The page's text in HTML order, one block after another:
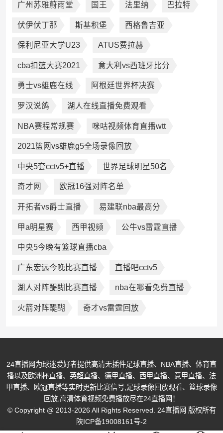
广州苏雅蔚雨堂 国王 法里纳 巴拉特
伏伊伏丁那 斯基积堡 西格鲁吉亚
保利尼亚大学U23 ATUS费拉赫
cba扣篮大赛2021 意大利vs西班牙比分
勇士vs雄鹿在线 阿根廷世界杯决赛
罗汉说鸽 湖人在线直播免费观看
NBA赛程常规赛 咪咕视频体育直播wtt
2021篮网vs雄鹿g5全场录像回放
中央5套cctv5+直播 世界足球明星50名
奇才网 欧冠16强对阵名单
开拓者vs爵士直播 易建联nba最高分
甲a明星赛 西甲视频 公牛vs雷霆直播
中央5今晚有篮球直播cba
广东宏远今晚比赛直播 直播吧cctv5
湖人对阵醍醐比赛直播 nba在哪看免费直播
火箭对阵醍醐 奇才vs雷霆回放
24直播网为球迷爱好者提供高清无插件足球直播、NBA直播、体育直
播以及欧洲杯直播、英超直播、德甲直播、西甲直播、意甲直播、法
甲直播、欧冠直播等实时更新比赛信号,足球录像回放观看、篮球录像
回放,高清体育视频免费播放尽在24直播网！
© Copyright @ 2013-2026 All Rights Reserved. 24直播网 版权所有
陕ICP备19008161号-2